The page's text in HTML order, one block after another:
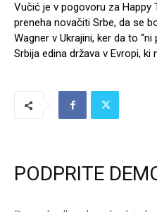
Vučić je v pogovoru za Happy
preneha novačiti Srbe, da se
Wagner v Ukrajini, ker da to
Srbija edina država v Evropi, ki
PODPRITE